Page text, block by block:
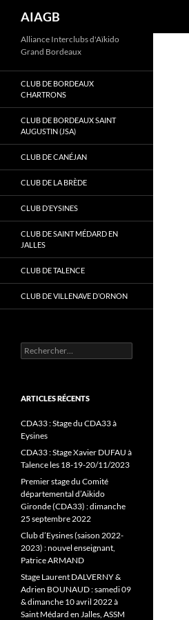
Aller
contenu
AIAGB
Alliance Interclubs d'Aïkido
Grand Bordeaux
CLUB DE BORDEAUX
CHARTRONS
CLUB DE BORDEAUX SAINT
AUGUSTIN (JSA)
CLUB DE CANÉJAN
CLUB DE LA BRÈDE
CLUB D’EYSINES
CLUB DE SAINT MÉDARD EN
JALLES
CLUB DE TALENCE
CLUB DE VILLENAVE D’ORNON
Rechercher :
ARTICLES RÉCENTS
CDA33 : Stage du CDA33 à
Eysines
CDA33 : Stage Xavier DUFAU à
Talence les 18-19-20/11/2023
Premier stage du Comité
départemental d’Aikido
Gironde (CDA33) : dimanche
25 septembre 2022
Club d’Eysines (saison 2022-
2023) : nouvel enseignant,
Patrice ARMAND
Stage Laurent DALVERNY &
Adrien BOUNAUD : samedi 09
& dimanche 10 avril 2022 à
Saint Médard en Jalles, ASSM